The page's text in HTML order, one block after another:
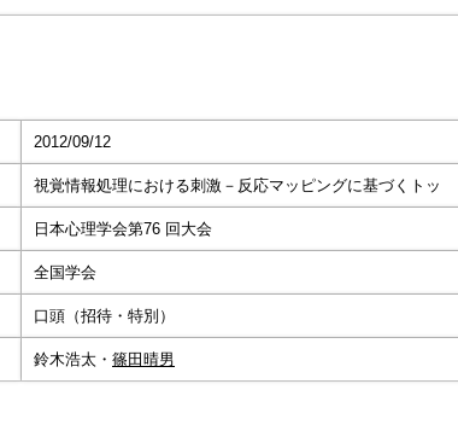
2012/09/12
視覚情報処理における刺激－反応マッピングに基づくトッ
日本心理学会第76 回大会
全国学会
口頭（招待・特別）
鈴木浩太・ 篠田晴男